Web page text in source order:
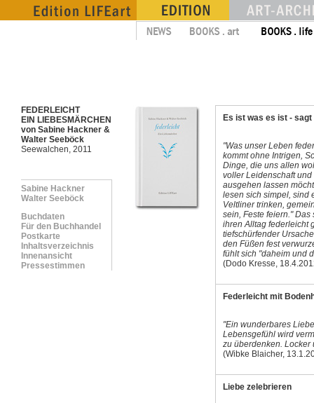
FEDERLEICHT
EIN LIEBESMÄRCHEN
von Sabine Hackner &
Walter Seeböck
Seewalchen, 2011
Sabine Hackner
Walter Seeböck
Buchdaten
Für den Buchhandel
Postkarte
Inhaltsverzeichnis
Innenansicht
Pressestimmen
Es ist was es ist - sagt
"Was unser Leben
kommt ohne Intrigen,
Dinge, die uns allen
voller Leidenschaft
ausgehen lassen
lesen sich simpel, sind
Veltliner trinken,
sein, Feste feiern."
ihren Alltag federleicht
tiefschürfender
den Füßen fest
fühlt sich "daheim und
(Dodo Kresse,
Federleicht mit
"Ein wunderbares
Lebensgefühl wird
zu überdenken. Locker
(Wibke Blaicher,
Liebe zelebrieren